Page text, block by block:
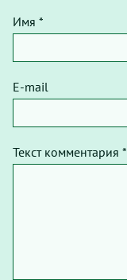
Имя *
E-mail
Текст комментария *